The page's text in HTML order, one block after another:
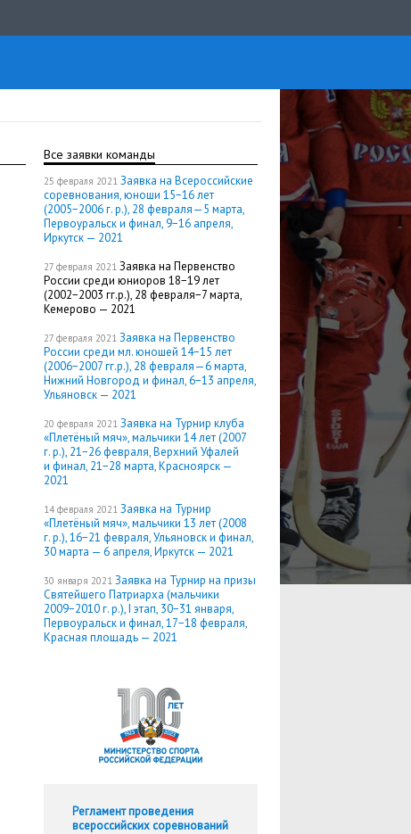
Все заявки команды
25 февраля 2021 Заявка на Всероссийские
соревнования, юноши 15−16 лет
(2005−2006 г. р.), 28 февраля—5 марта,
Первоуральск и финал, 9−16 апреля,
Иркутск — 2021
27 февраля 2021 Заявка на Первенство
России среди юниоров 18−19 лет
(2002−2003 гг.р.), 28 февраля−7 марта,
Кемерово — 2021
27 февраля 2021 Заявка на Первенство
России среди мл. юношей 14−15 лет
(2006−2007 гг.р.), 28 февраля—6 марта,
Нижний Новгород и финал, 6−13 апреля,
Ульяновск — 2021
20 февраля 2021 Заявка на Турнир клуба
«Плетёный мяч», мальчики 14 лет (2007
г. р.), 21−26 февраля, Верхний Уфалей
и финал, 21−28 марта, Красноярск —
2021
14 февраля 2021 Заявка на Турнир
«Плетёный мяч», мальчики 13 лет (2008
г. р.), 16−21 февраля, Ульяновск и финал,
30 марта — 6 апреля, Иркутск — 2021
30 января 2021 Заявка на Турнир на призы
Святейшего Патриарха (мальчики
2009−2010 г. р.), I этап, 30−31 января,
Первоуральск и финал, 17−18 февраля,
Красная площадь — 2021
Регламент проведения
всероссийских соревнований